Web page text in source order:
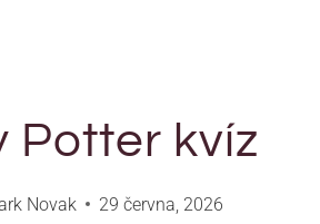
Potter kvíz
Novak 29 června, 2026